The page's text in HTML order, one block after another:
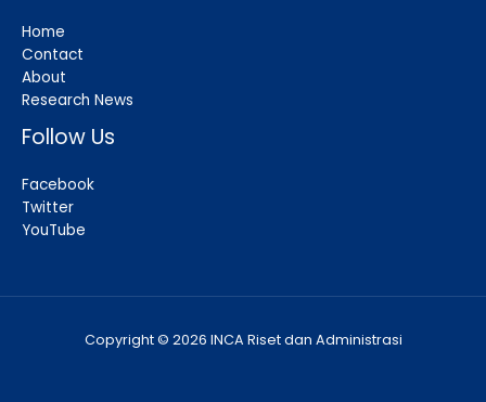
Home
Contact
About
Research News
Follow Us
Facebook
Twitter
YouTube
Copyright © 2026 INCA Riset dan Administrasi